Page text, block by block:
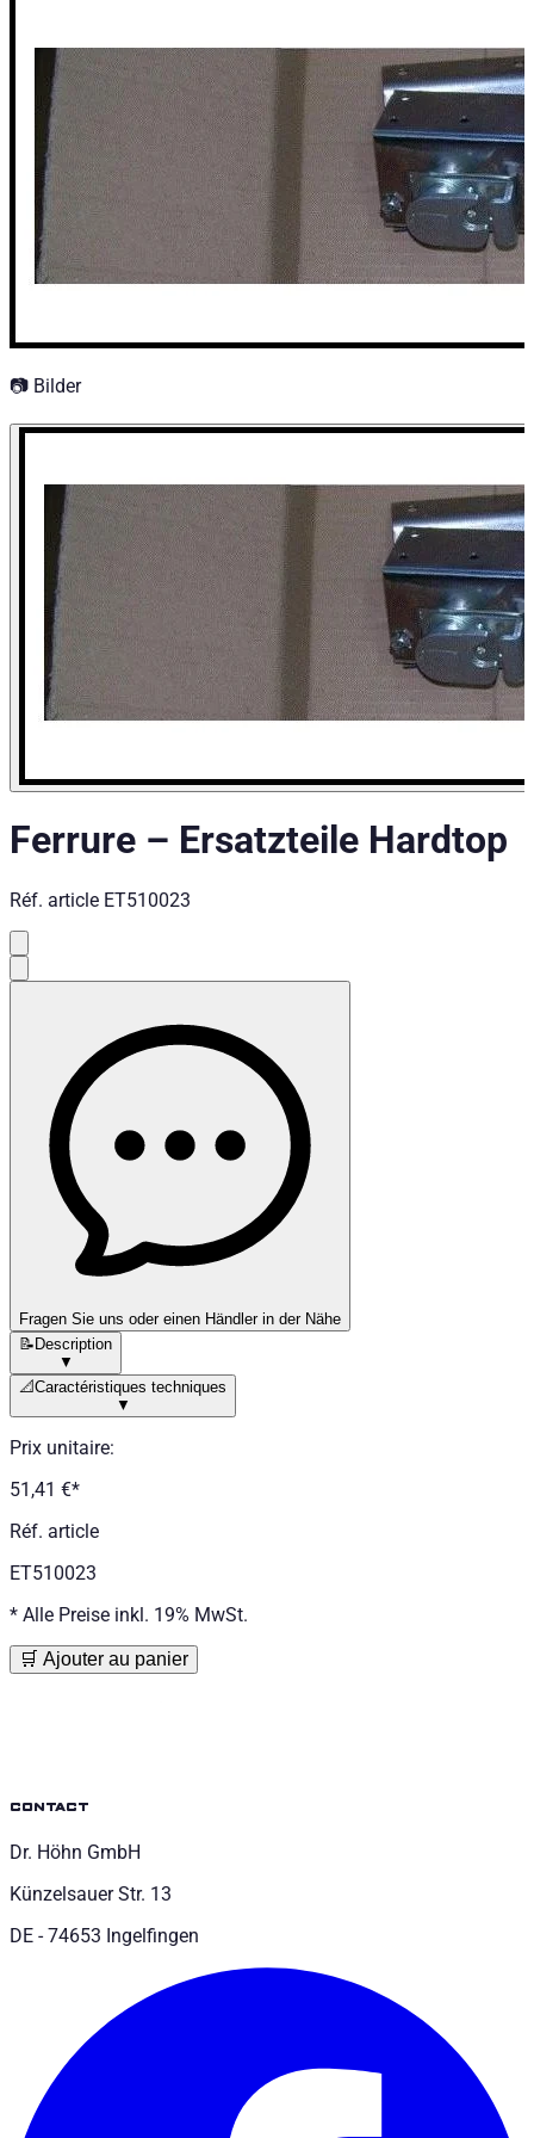
Caractéristiques techniques
Variantes de configuration:
Prix à partir de
43,20 €TTC
📷 Bilder
Ferrure – Ersatzteile Hardtop
Réf. article ET510023
Fragen Sie uns oder einen Händler in der Nähe
📝Description
▼
📐Caractéristiques techniques
▼
Prix unitaire:
51,41 €*
Réf. article
ET510023
* Alle Preise inkl. 19% MwSt.
🛒 Ajouter au panier
contact
Dr. Höhn GmbH
Künzelsauer Str. 13
DE - 74653 Ingelfingen